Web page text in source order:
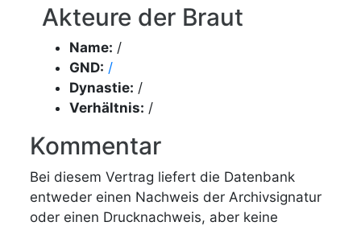
Akteure der Braut
Name: /
GND: /
Dynastie: /
Verhältnis: /
Kommentar
Bei diesem Vertrag liefert die Datenbank
entweder einen Nachweis der Archivsignatur
oder einen Drucknachweis, aber keine